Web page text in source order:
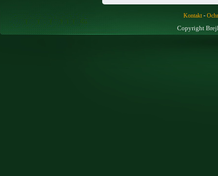
Kontakt-
Copyright